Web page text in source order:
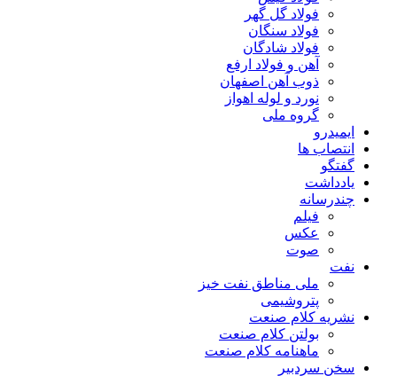
فولاد گل گهر
فولاد سنگان
فولاد شادگان
آهن و فولاد ارفع
ذوب آهن اصفهان
نورد و لوله اهواز
گروه ملی
ایمیدرو
انتصاب ها
گفتگو
یادداشت
چندرسانه
فیلم
عکس
صوت
نفت
ملی مناطق نفت خیز
پتروشیمی
نشریه کلام صنعت
بولتن کلام صنعت
ماهنامه کلام صنعت
سخن سردبیر